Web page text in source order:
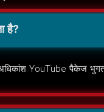
है?
YouTube पैकेज